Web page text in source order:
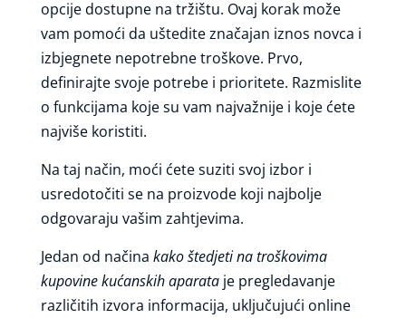
opcije dostupne na tržištu. Ovaj korak može
vam pomoći da uštedite značajan iznos novca i
izbjegnete nepotrebne troškove. Prvo,
definirajte svoje potrebe i prioritete. Razmislite
o funkcijama koje su vam najvažnije i koje ćete
najviše koristiti.
Na taj način, moći ćete suziti svoj izbor i
usredotočiti se na proizvode koji najbolje
odgovaraju vašim zahtjevima.
Jedan od načina kako štedjeti na troškovima
kupovine kućanskih aparataje pregledavanje
različitih izvora informacija, uključujući online